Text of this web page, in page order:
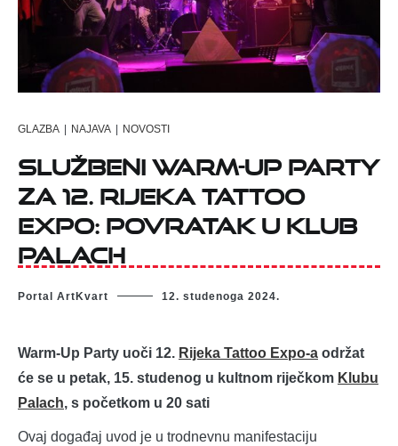
GLAZBA | NAJAVA | NOVOSTI
Službeni Warm-Up Party
za 12. Rijeka Tattoo
Expo: Povratak u Klub
Palach
Portal ArtKvart 12. studenoga 2024.
Warm-Up Party uoči 12. Rijeka Tattoo Expo-a održat
će se u petak, 15. studenog u kultnom riječkom Klubu
Palach, s početkom u 20 sati
Ovaj događaj uvod je u trodnevnu manifestaciju